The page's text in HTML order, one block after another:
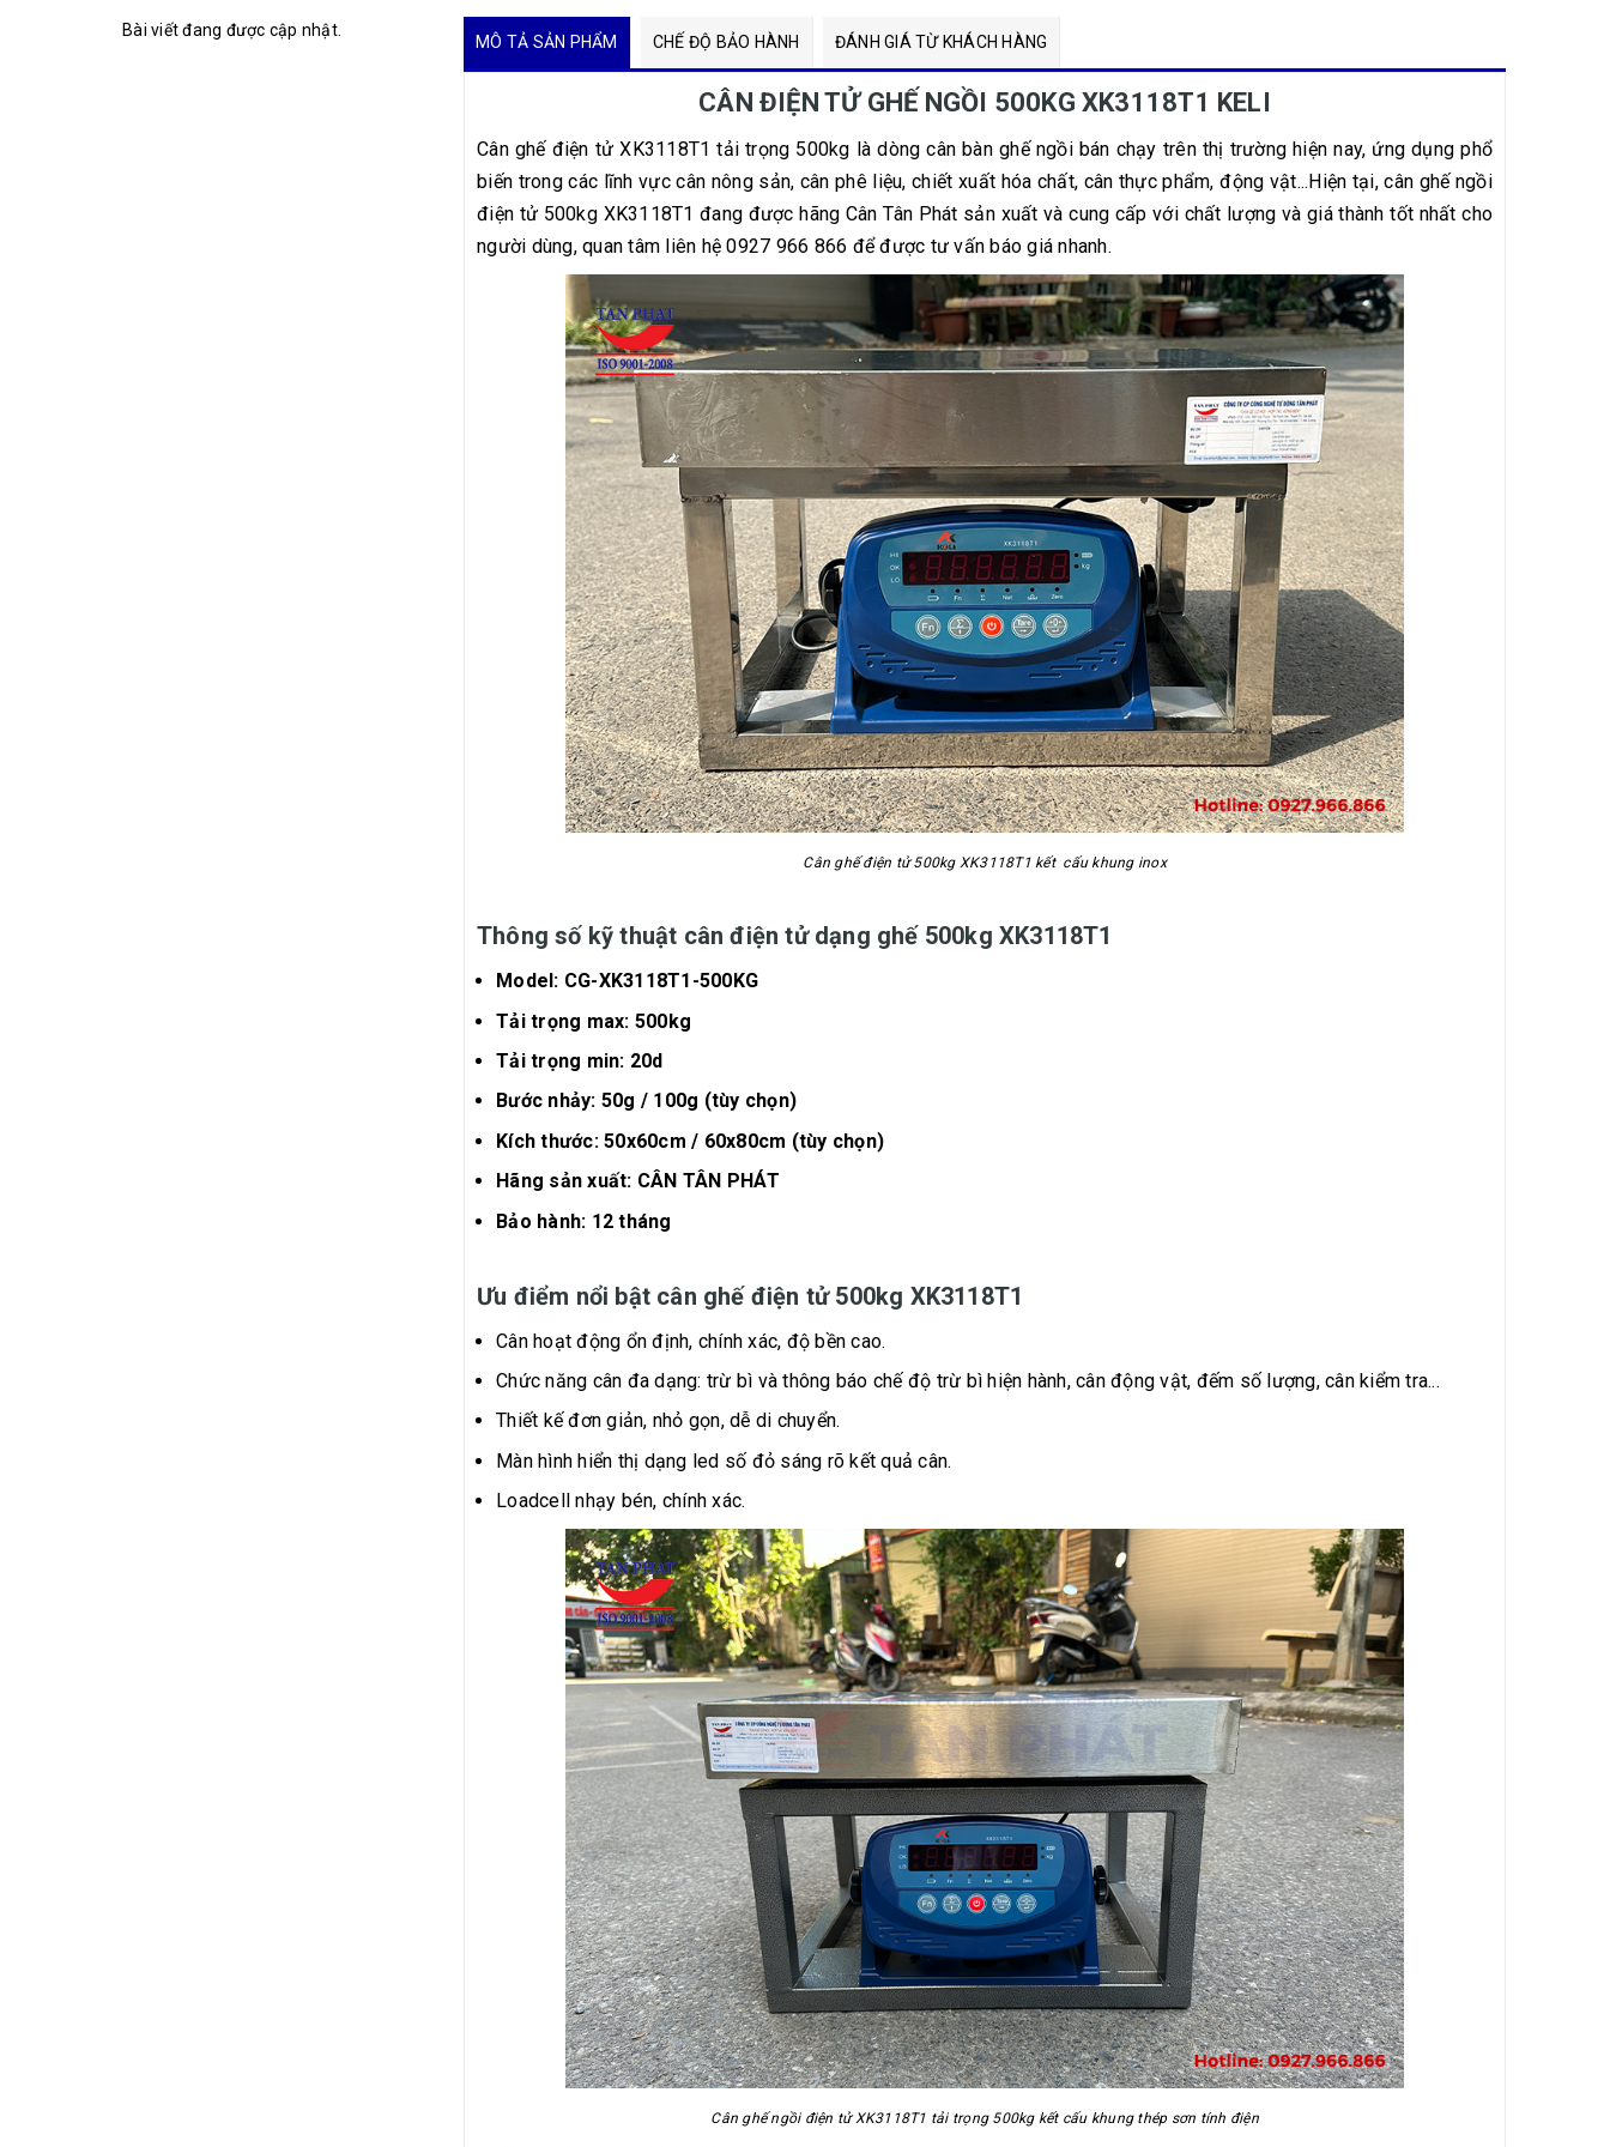
MÔ TẢ SẢN PHẨM CHẾ ĐỘ BẢO HÀNH ĐÁNH GIÁ TỪ KHÁCH HÀNG
CÂN ĐIỆN TỬ GHẾ NGỒI 500KG XK3118T1 KELI
Cân ghế điện tử XK3118T1 tải trọng 500kg là dòng cân bàn ghế ngồi bán chạy trên thị trường hiện nay, ứng dụng phổ
biến trong các lĩnh vực cân nông sản, cân phê liệu, chiết xuất hóa chất, cân thực phẩm, động vật...Hiện tại, cân ghế ngồi
điện tử 500kg XK3118T1 đang được hãng Cân Tân Phát sản xuất và cung cấp với chất lượng và giá thành tốt nhất cho
người dùng, quan tâm liên hệ 0927 966 866 để được tư vấn báo giá nhanh.
Cân ghế điện tử 500kg XK3118T1 kết cấu khung inox
Thông số kỹ thuật cân điện tử dạng ghế 500kg XK3118T1
Model: CG-XK3118T1-500KG
Tải trọng max: 500kg
Tải trọng min: 20d
Bước nhảy: 50g / 100g (tùy chọn)
Kích thước: 50x60cm / 60x80cm (tùy chọn)
Hãng sản xuất: CÂN TÂN PHÁT
Bảo hành: 12 tháng
Ưu điểm nổi bật cân ghế điện tử 500kg XK3118T1
Cân hoạt động ổn định, chính xác, độ bền cao.
Chức năng cân đa dạng: trừ bì và thông báo chế độ trừ bì hiện hành, cân động vật, đếm số lượng, cân kiểm tra...
Thiết kế đơn giản, nhỏ gọn, dễ di chuyển.
Màn hình hiển thị dạng led số đỏ sáng rõ kết quả cân.
Loadcell nhạy bén, chính xác.
Cân ghế ngồi điện tử XK3118T1 tải trọng 500kg kết cấu khung thép sơn tính điện
Bài viết đang được cập nhật.